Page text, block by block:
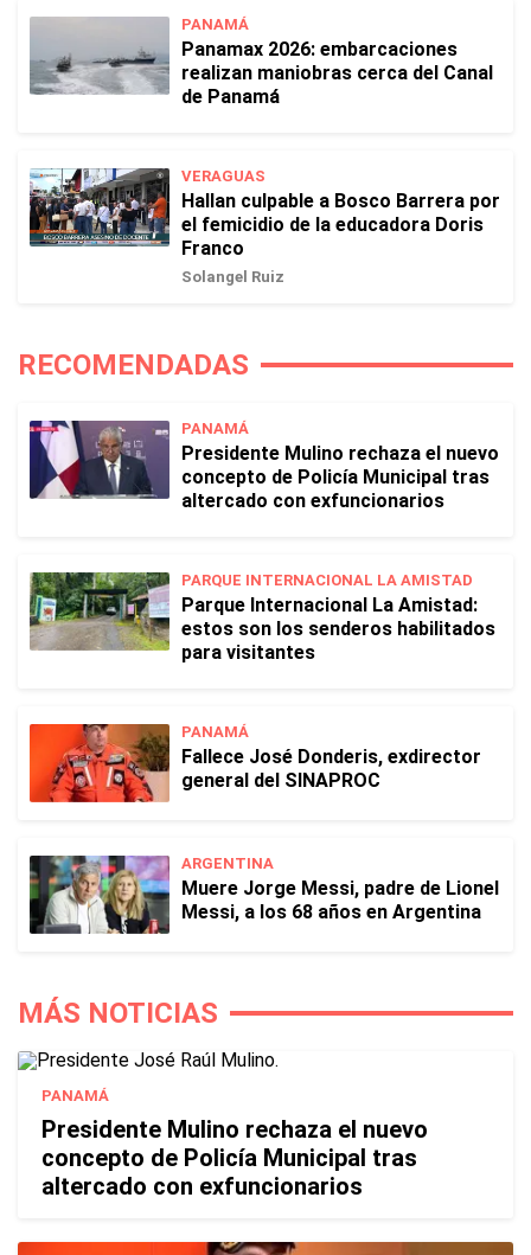
PANAMÁ
Panamax 2026: embarcaciones
realizan maniobras cerca del Canal
de Panamá
VERAGUAS
Hallan culpable a Bosco Barrera por
el femicidio de la educadora Doris
Franco
Solangel Ruiz
RECOMENDADAS
PANAMÁ
Presidente Mulino rechaza el nuevo
concepto de Policía Municipal tras
altercado con exfuncionarios
PARQUE INTERNACIONAL LA AMISTAD
Parque Internacional La Amistad:
estos son los senderos habilitados
para visitantes
PANAMÁ
Fallece José Donderis, exdirector
general del SINAPROC
ARGENTINA
Muere Jorge Messi, padre de Lionel
Messi, a los 68 años en Argentina
MÁS NOTICIAS
PANAMÁ
Presidente Mulino rechaza el nuevo
concepto de Policía Municipal tras
altercado con exfuncionarios